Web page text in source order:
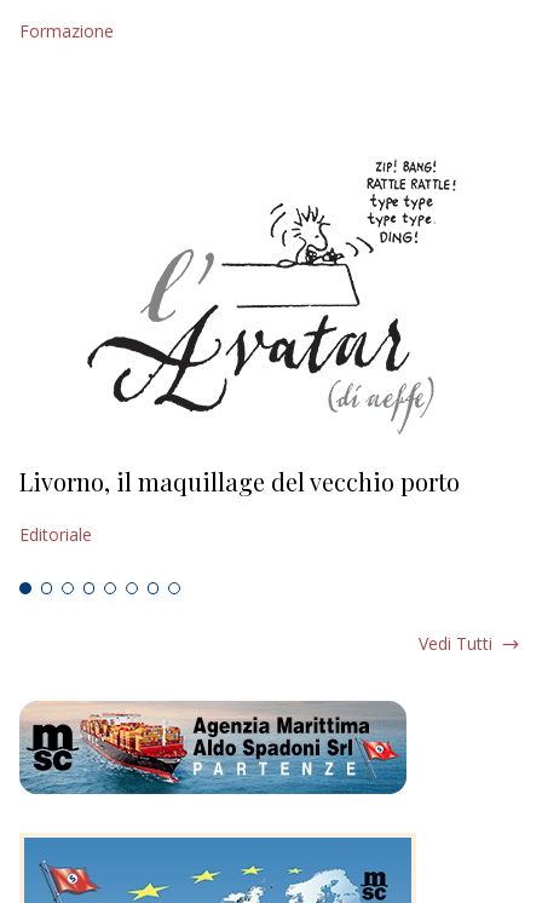
EDITORIALI
Formazione
Livorno, il maquillage del vecchio porto
Editoriale
Vedi Tutti